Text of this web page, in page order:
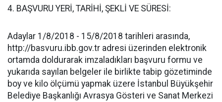
4. BAŞVURU YERİ, TARİHİ, ŞEKLİ VE SÜRESİ:
Adaylar 1/8/2018 - 15/8/2018 tarihleri arasında,
http://basvuru.ibb.gov.tr adresi üzerinden elektronik
ortamda doldurarak imzaladıkları başvuru formu ve
yukarıda sayılan belgeler ile birlikte tabip gözetiminde
boy ve kilo ölçümü yapmak üzere İstanbul Büyükşehir
Belediye Başkanlığı Avrasya Gösteri ve Sanat Merkezi